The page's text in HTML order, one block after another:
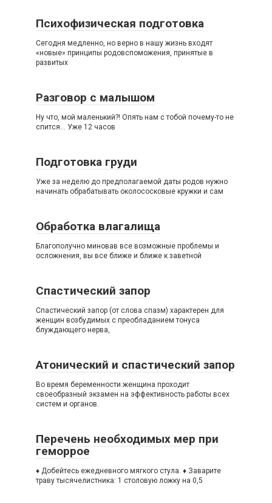
Психофизическая подготовка
Сегодня медленно, но верно в нашу жизнь входят
«новые» принципы родовспоможения, принятые в
развитых
Разговор с малышом
Ну что, мой маленький?! Опять нам с тобой почему-то не
спится… Уже 12 часов
Подготовка груди
Уже за неделю до предполагаемой даты родов нужно
начинать обрабатывать околососковые кружки и сам
Обработка влагалища
Благополучно миновав все возможные проблемы и
осложнения, вы все ближе и ближе к заветной
Спастический запор
Спастический запор (от слова спазм) характерен для
женщин возбудимых с преобладанием тонуса
блуждающего нерва,
Атонический и спастический запор
Вo время беременности женщина проходит
своеобразный экзамен на эффективность работы всех
систем и органов.
Перечень необходимых мер при
геморрое
♦ Добейтесь ежедневного мягкого стула. ♦ Заварите
траву тысячелистника: 1 столовую ложку на 0,5